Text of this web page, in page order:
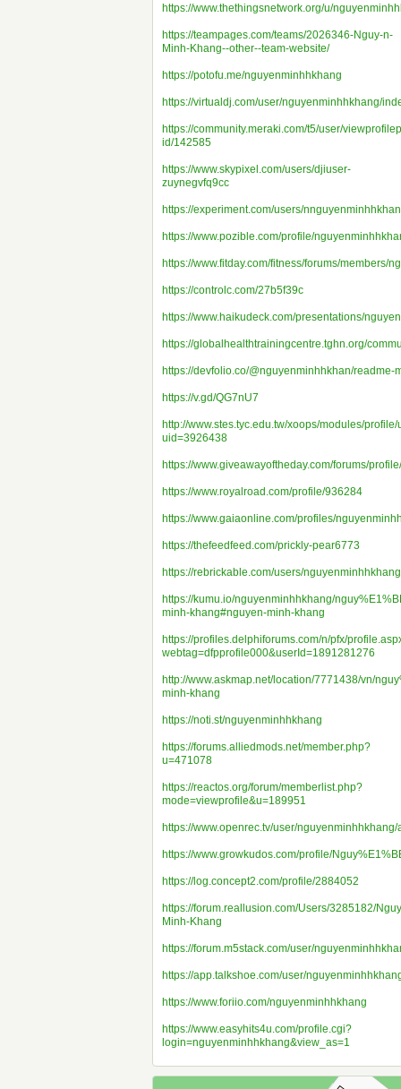
https://www.thethingsnetwork.org/u/
https://teampages.com/teams/2026346-Nguy-n-
Minh-Khang--other--team-website/
https://potofu.me/nguyenminhhkhang
https://virtualdj.com/user/nguyenminhhkhang/
https://community.meraki.com/t5/user/
id/142585
https://www.skypixel.com/users/djiuser-
zuynegvfq9cc
https://experiment.com/users/
https://www.pozible.com/profile/
https://www.fitday.com/fitness/forums/members/
https://controlc.com/27b5f39c
https://www.haikudeck.com/presentations/
https://globalhealthtrainingcentre.tghn.org/
https://devfolio.co/@nguyenminhhkhan/readme-
https://v.gd/QG7nU7
http://www.stes.tyc.edu.tw/xoops/modules/profile/
uid=3926438
https://www.giveawayoftheday.com/forums/profile/
https://www.royalroad.com/profile/936284
https://www.gaiaonline.com/profiles/
https://thefeedfeed.com/prickly-pear6773
https://rebrickable.com/users/
https://kumu.io/nguyenminhhkhang/
minh-khang#nguyen-minh-khang
https://profiles.delphiforums.com/n/pfx/
webtag=dfpprofile000&userId=1891281276
http://www.askmap.net/location/7771438/vn/
minh-khang
https://noti.st/nguyenminhhkhang
https://forums.alliedmods.net/member.php?
u=471078
https://reactos.org/forum/memberlist.php?
mode=viewprofile&u=189951
https://www.openrec.tv/user/nguyenminhhkhang/
https://www.growkudos.com/profile/
https://log.concept2.com/profile/2884052
https://forum.reallusion.com/Users/3285182/
Minh-Khang
https://forum.m5stack.com/user/
https://app.talkshoe.com/user/
https://www.foriio.com/nguyenminhhkhang
https://www.easyhits4u.com/profile.cgi?
login=nguyenminhhkhang&view_as=1